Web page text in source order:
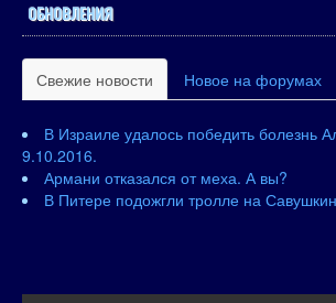
ОБНОВЛЕНИЯ
Свежие новости Новое на форумах
В Израиле удалось победить болезнь
9.10.2016.
Армани отказался от меха. А вы?
В Питере подожгли тролле на